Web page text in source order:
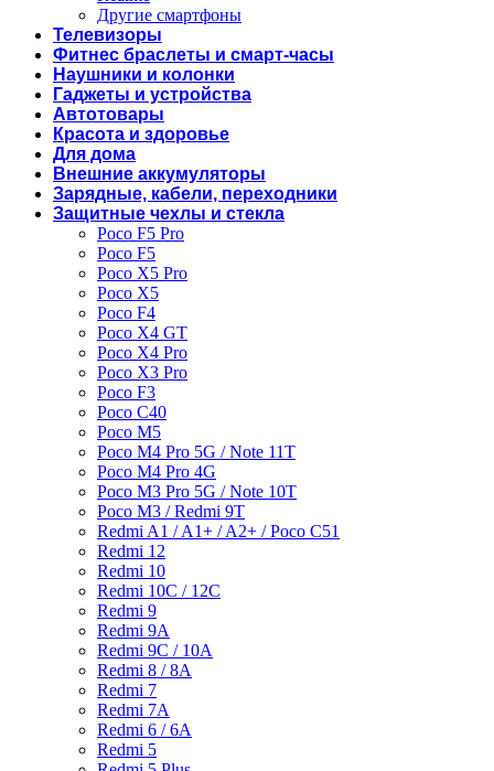
Другие смартфоны
Телевизоры
Фитнес браслеты и смарт-часы
Наушники и колонки
Гаджеты и устройства
Автотовары
Красота и здоровье
Для дома
Внешние аккумуляторы
Зарядные, кабели, переходники
Защитные чехлы и стекла
Poco F5 Pro
Poco F5
Poco X5 Pro
Poco X5
Poco F4
Poco X4 GT
Poco X4 Pro
Poco X3 Pro
Poco F3
Poco C40
Poco M5
Poco M4 Pro 5G / Note 11T
Poco M4 Pro 4G
Poco M3 Pro 5G / Note 10T
Poco M3 / Redmi 9T
Redmi A1 / A1+ / A2+ / Poco C51
Redmi 12
Redmi 10
Redmi 10C / 12C
Redmi 9
Redmi 9A
Redmi 9C / 10A
Redmi 8 / 8A
Redmi 7
Redmi 7A
Redmi 6 / 6A
Redmi 5